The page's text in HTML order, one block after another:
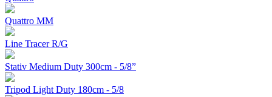
Quattro MM
Line Tracer R/G
Stativ Medium Duty 300cm - 5/8”
Tripod Light Duty 180cm - 5/8